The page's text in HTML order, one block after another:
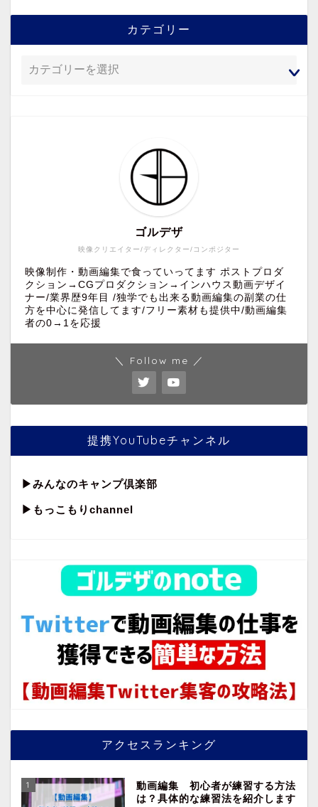
カテゴリー
映像クリエイター/ディレクター/コンポジター
ゴルデザ
映像制作・動画編集で食っていってます ポストプロダ
クション→CGプロダクション→インハウス動画デザイ
ナー/業界歴9年目 /独学でも出来る動画編集の副業の仕
方を中心に発信してます/フリー素材も提供中/動画編集
者の0→1を応援
＼ Follow me ／
提携YouTubeチャンネル
▶︎みんなのキャンプ倶楽部
▶︎もっこもりchannel
アクセスランキング
1
動画編集 初心者が練習する方法
は？具体的な練習法を紹介します